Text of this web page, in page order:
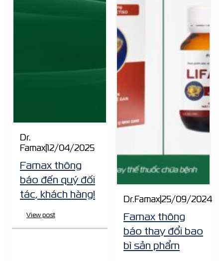
Dr.
Famax|12/04/2025
Famax thông
báo đến quý đối
tác, khách hàng!
View post
Dr.Famax|25/09/2024
Famax thông
báo thay đổi bao
bì sản phẩm